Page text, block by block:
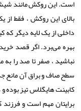
است. این روکش مانند
بالای این روکش ، فقط
داخلی از یک لایه دیگر که
بهره می‌برد. اگر قصد
نباشید ، صفر تا صد را به
سطح صاف و براق آن مانع
کابینت هایگلاس تیز بوده
برایتان مهم است و فرزند